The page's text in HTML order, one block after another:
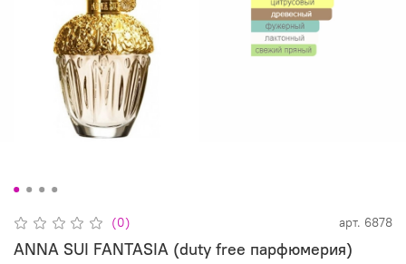
(0) арт. 6878
ANNA SUI FANTASIA (duty free парфюмерия)